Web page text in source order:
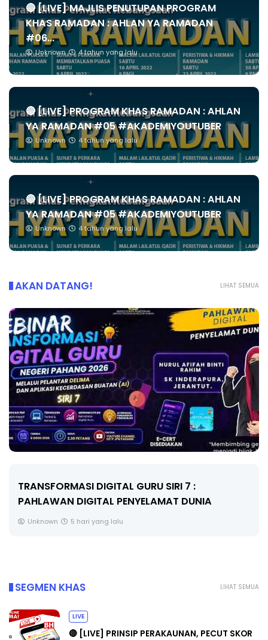
🔴 [LIVE] MAJLIS PENUTUPAN PROGRAM
KHAS RAMADAN : AHLAN YA RAMADAN
#06...
Unknown 4 tahun yang lalu
🔴 [LIVE] PROGRAM KHAS RAMADAN : AHLAN
YA RAMADAN #05 #AKADEMIYOUTUBER
Unknown 4 tahun yang lalu
🔴 [LIVE] PROGRAM KHAS RAMADAN : AHLAN
YA RAMADAN #05 #AKADEMIYOUTUBER
Unknown 4 tahun yang lalu
LIHAT SEMUA
AKAN DATANG!
MAJLIS ANUGERAH FFK (FESTIVAL LENSA
PENDIDIKAN - FLeP) 2026
Unknown 6 hari yang lalu
LIHAT SEMUA
SEGMEN KHAS
LIVE
🔴 [LIVE] PRINSIP PERAKAUNAN, PECUT SKOR